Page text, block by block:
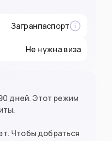
Загранпаспорт
Не нужна виза
дней. Этот режим
Чтобы добраться